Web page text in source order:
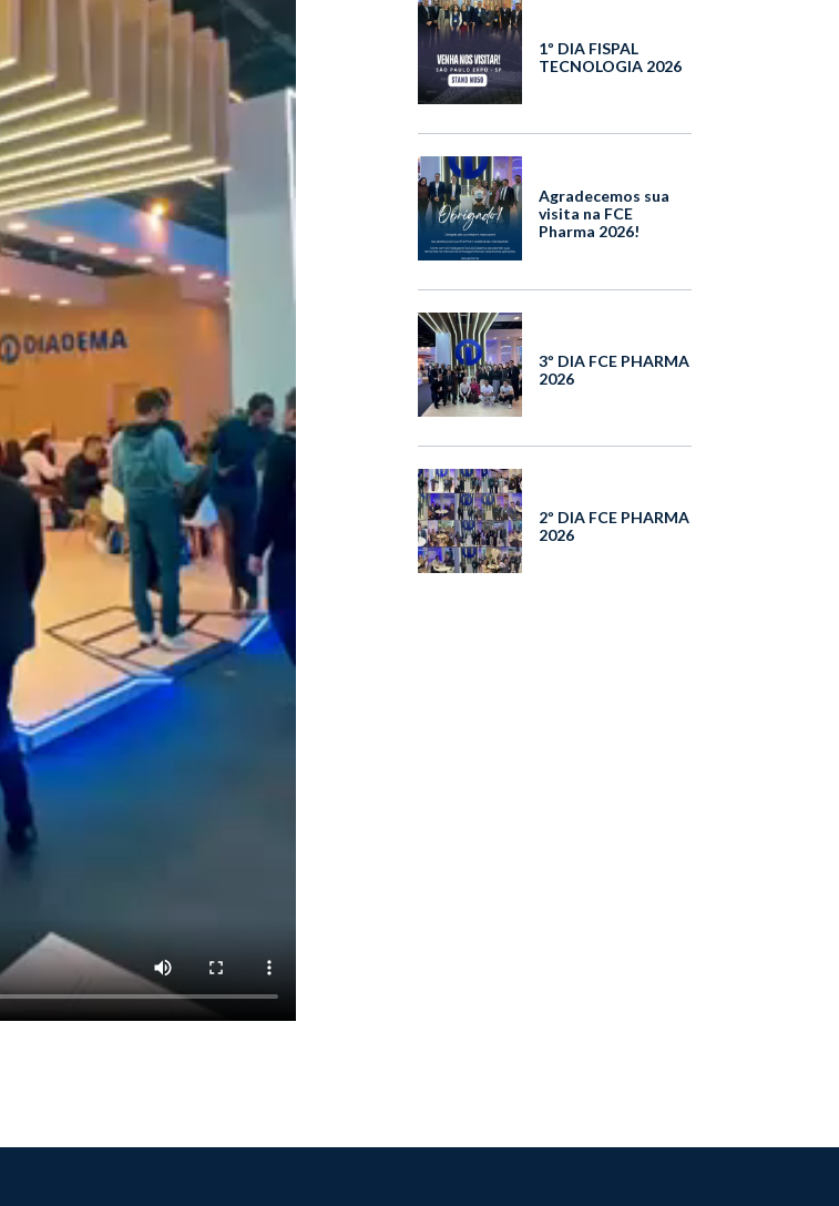
1º DIA FISPAL
TECNOLOGIA 2026
Agradecemos sua
visita na FCE
Pharma 2026!
3º DIA FCE PHARMA
2026
2º DIA FCE PHARMA
2026